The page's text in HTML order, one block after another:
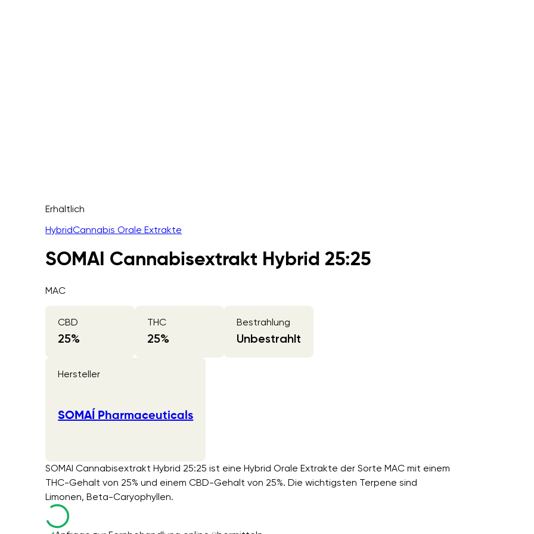
Erhältlich
HybridCannabis Orale Extrakte
SOMAI Cannabisextrakt Hybrid 25:25
MAC
CBD
25%
THC
25%
Bestrahlung
Unbestrahlt
Hersteller
SOMAÍ Pharmaceuticals
SOMAI Cannabisextrakt Hybrid 25:25 ist eine Hybrid Orale Extrakte der Sorte MAC mit einem
THC-Gehalt von 25% und einem CBD-Gehalt von 25%. Die wichtigsten Terpene sind
Limonen, Beta-Caryophyllen.